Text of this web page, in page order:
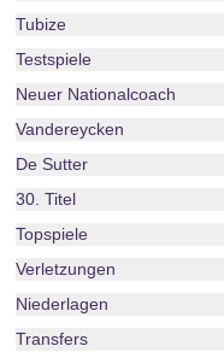
Tubize
Testspiele
Neuer Nationalcoach
Vandereycken
De Sutter
30. Titel
Topspiele
Verletzungen
Niederlagen
Transfers